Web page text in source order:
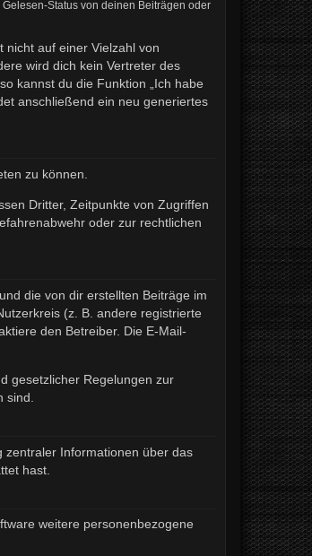
Status von deinen Beiträgen oder
nicht auf einer Vielzahl von
wird dich kein Vertreter des
kannst du die Funktion „Ich habe
anschließend ein neu generiertes
zu können.
Dritter, Zeitpunkte von Zugriffen
oder zur rechtlichen
die von dir erstellten Beiträge im
(z. B. andere registrierte
den Betreiber. Die E-Mail-
gesetzlicher Regelungen zur
zentraler Informationen über das
hast.
weitere personenbezogene